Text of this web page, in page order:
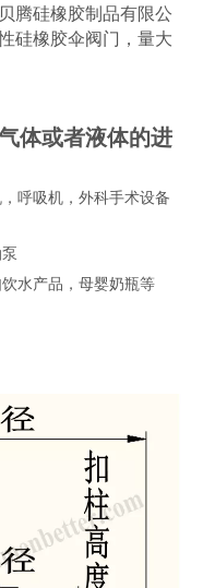
腾硅橡胶制品有限公
硅橡胶伞阀门，量大
体或者液体的进
呼吸机，外科手术设备
水产品，母婴奶瓶等